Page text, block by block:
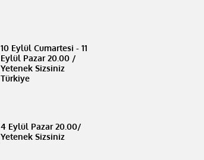
10 Eylül Cumartesi - 11
Eylül Pazar 20.00 /
Yetenek Sizsiniz
Türkiye
4 Eylül Pazar 20.00/
Yetenek Sizsiniz